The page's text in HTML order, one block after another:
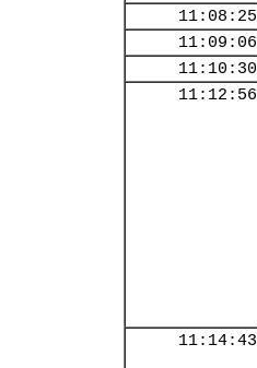
11:08:25
11:09:06
11:10:30
11:12:56
11:14:43